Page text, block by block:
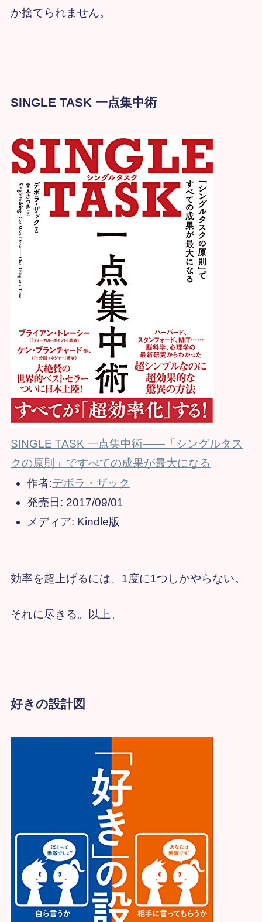
か捨てられません。
SINGLE TASK 一点集中術
SINGLE TASK 一点集中術――「シングルタス
クの原則」ですべての成果が最大になる
作者:デボラ・ザック
発売日: 2017/09/01
メディア: Kindle版
効率を超上げるには、1度に1つしかやらない。
それに尽きる。以上。
好きの設計図